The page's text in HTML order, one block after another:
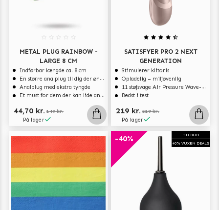
METAL PLUG RAINBOW -
LARGE 8 CM
Indførbar længde ca. 8 cm
En større analplug til dig der ønsker at blive fyldt
Analplug med ekstra tyngde
Et must for dem der kan lide analsex og analt sexlegetøj
44,70 kr. 149 kr.
På lager
SATISFYER PRO 2 NEXT
GENERATION
Stimulerer klitoris
Opladelig – miljøvenlig
11 støjsvage Air Pressure Wave-programmer
Bedst i test
219 kr. 519 kr.
På lager
TILBUD
40% VUXEN DEALS
-40%